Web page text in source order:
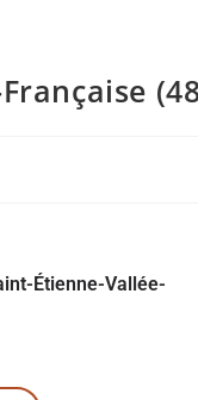
Étienne-Vallée-